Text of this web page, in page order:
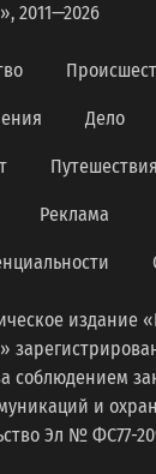
2011—2026
Дело
Путешествия
Реклама
издание
соблюдением
и
Эл № ФС77-